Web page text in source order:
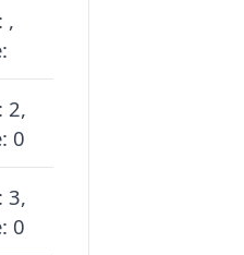
,
2,
0
3,
0